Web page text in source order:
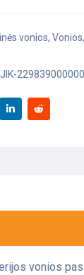
vonios, Vonios,
vonios